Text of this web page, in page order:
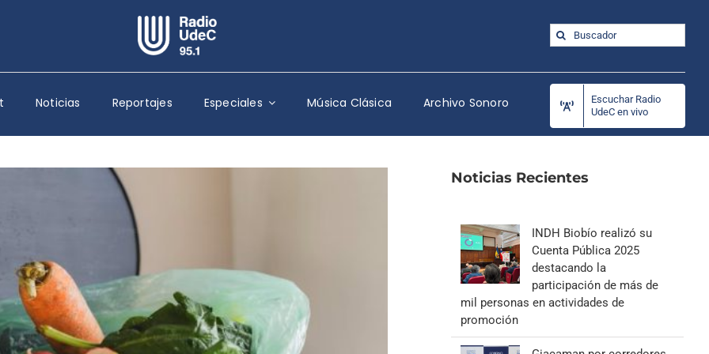
Escuchar Radio UdeC en vivo
Quiénes Somos
Programación
Podcast
Columnas
Música Clásica
Especiales
Buscar:
Noticias Reportajes Especiales Música Clásica Archivo Sonoro
Escuchar Radio
UdeC en vivo
Noticias Recientes
INDH Biobío realizó su
Cuenta Pública 2025
destacando la
participación de más de
mil personas en actividades de
promoción